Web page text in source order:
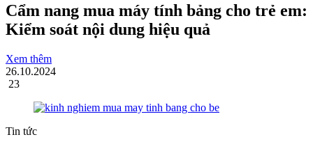
Cẩm nang mua máy tính bảng cho trẻ em:
Kiểm soát nội dung hiệu quả
Xem thêm
26.10.2024
23
Tin tức